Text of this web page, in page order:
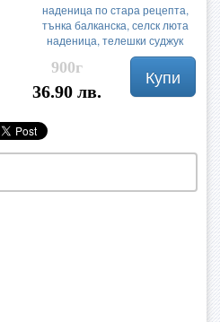
наденица по стара рецепта,
тънка балканска, селск люта
наденица, телешки суджук
900г
36.90 лв.
Купи